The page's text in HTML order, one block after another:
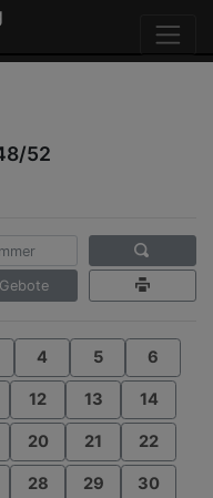
52
Gebote
4 5 6
12 13 14
20 21 22
28 29 30